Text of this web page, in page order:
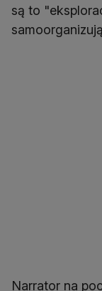
są to
Narrator na